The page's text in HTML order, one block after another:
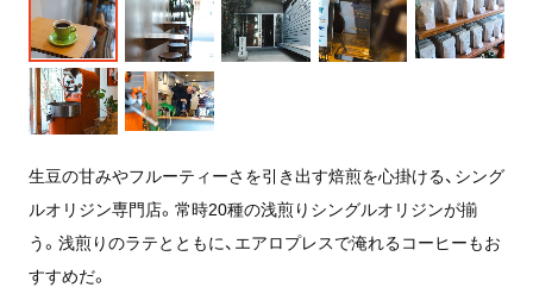
生豆の甘みやフルーティーさを引き出す焙煎を心掛ける、シング
ルオリジン専門店。常時20種の浅煎りシングルオリジンが揃
う。浅煎りのラテとともに、エアロプレスで淹れるコーヒーもお
すすめだ。